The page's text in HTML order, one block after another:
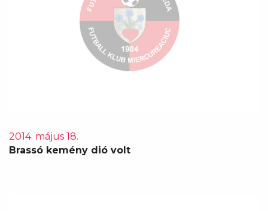
2014. május 18.
Brassó kemény dió volt